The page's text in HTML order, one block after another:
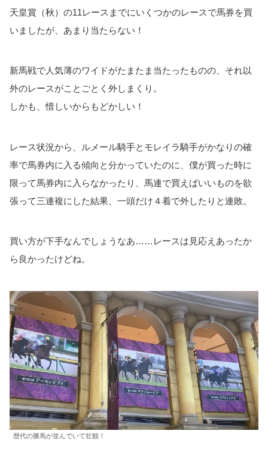
天皇賞（秋）の11レースまでにいくつかのレースで馬券を買
いましたが、あまり当たらない！
新馬戦で人気薄のワイドがたまたま当たったものの、それ以
外のレースがことごとく外しまくり。
しかも、惜しいからもどかしい！
レース状況から、ルメール騎手とモレイラ騎手がかなりの確
率で馬券内に入る傾向と分かっていたのに、僕が買った時に
限って馬券内に入らなかったり、馬連で買えばいいものを欲
張って三連複にした結果、一頭だけ４着で外したりと連敗。
買い方が下手なんでしょうなあ……レースは見応えあったか
ら良かったけどね。
歴代の勝馬が並んでいて壮観！